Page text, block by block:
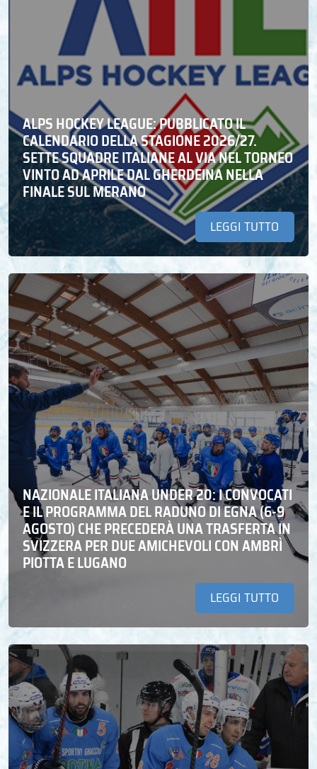
ALPS HOCKEY LEAGUE: PUBBLICATO IL
CALENDARIO DELLA STAGIONE 2026/27.
SETTE SQUADRE ITALIANE AL VIA NEL TORNEO
VINTO AD APRILE DAL GHERDEINA NELLA
FINALE SUL MERANO
LEGGI TUTTO
NAZIONALE ITALIANA UNDER 20: I CONVOCATI
E IL PROGRAMMA DEL RADUNO DI EGNA (6-9
AGOSTO) CHE PRECEDERÀ UNA TRASFERTA IN
SVIZZERA PER DUE AMICHEVOLI CON AMBRÌ
PIOTTA E LUGANO
LEGGI TUTTO